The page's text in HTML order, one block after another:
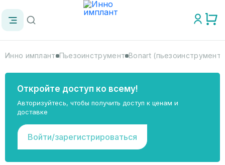
Инно имплант Пьезоинструмент Bonart (пьезоинструмент)
Откройте доступ ко всему!
Авторизуйтесь, чтобы получить доступ к ценам и
доставке
Войти/зарегистрироваться